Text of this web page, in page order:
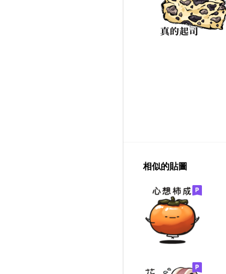
相似的貼圖